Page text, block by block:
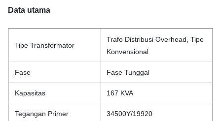
Data utama
Tipe Transformator
Trafo Distribusi Overhead, Tipe
Konvensional
Fase Fase Tunggal
Kapasitas 167 KVA
Tegangan Primer 34500Y/19920